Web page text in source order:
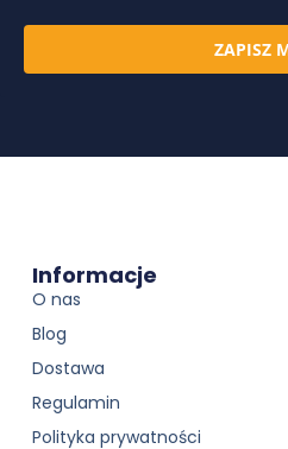
ZAPISZ
Informacje
O nas
Blog
Dostawa
Regulamin
Polityka prywatności